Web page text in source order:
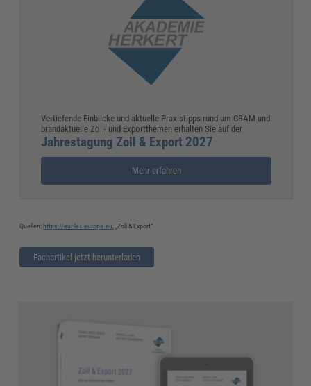
Vertiefende Einblicke und aktuelle Praxistipps rund um CBAM und
brandaktuelle Zoll- und Exportthemen erhalten Sie auf der
Jahrestagung Zoll & Export 2027
Mehr erfahren
Quellen: https://eur-lex.europa.eu , „Zoll & Export“
Fachartikel jetzt herunterladen